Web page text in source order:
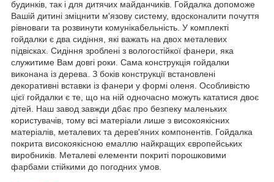
будинків, так і для дитячих майданчиків. Гойдалка допоможе
Вашій дитині зміцнити м'язову систему, вдосконалити почуття
рівноваги та розвинути комунікабельність. У комплекті
гойдалки є два сидіння, які важать на двох металевих
підвісках. Сидіння зроблені з вологостійкої фанери, яка
служитиме Вам довгі роки. Сама конструкція гойдалки
виконана із дерева. З боків конструкції встановлені
декоративні вставки із фанери у формі оленя. Особливістю
цієї гойдалки є те, що на ній одночасно можуть кататися двоє
дітей. Наш завод завжди дбає про безпеку маленьких
користувачів, тому всі матеріали лише з високоякісних
матеріалів, металевих та дерев'яних компонентів. Гойдалка
покрита високоякісною емаллю найкращих європейських
виробників. Металеві елементи покриті порошковими
фарбами стійкими до погодних умов.